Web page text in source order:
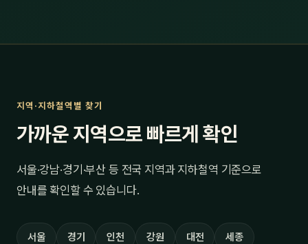
지역·지하철역별 찾기
가까운 지역으로 빠르게 확인
서울·강남·경기·부산 등 전국 지역과 지하철역 기준으로
안내를 확인할 수 있습니다.
서울 경기 인천 강원 대전 세종